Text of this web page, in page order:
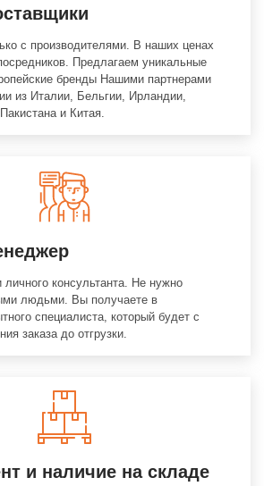
с производителями. В наших ценах
Предлагаем уникальные
бренды Нашими партнерами
из Италии, Бельгии, Ирландии,
и Китая.
консультанта. Не нужно
людьми. Вы получаете в
специалиста, который будет с
заказа до отгрузки.
и наличие на складе